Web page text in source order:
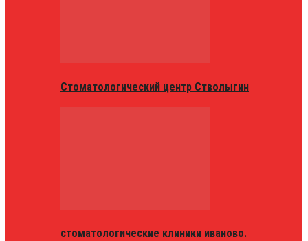
Стоматологический центр Стволыгин
стоматологические клиники иваново.